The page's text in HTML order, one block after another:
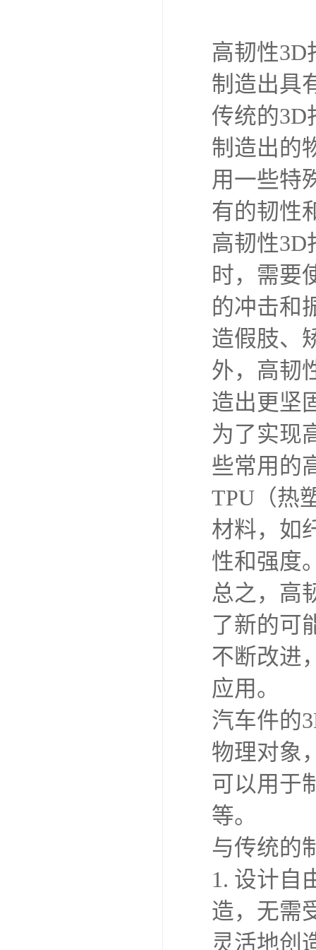
高韧性3D
制造出具
传统的3D
制造出的
用一些特
有的韧性
高韧性3D
时，需要
的冲击和
造假肢、
外，高韧
造出更坚
为了实现
些常用的
TPU（热
材料，如
性和强度
总之，高
了新的可
不断改进
应用。
汽车件的
物理对象
可以用于
等。
与传统的
1. 设计自
造，无需
灵活地创